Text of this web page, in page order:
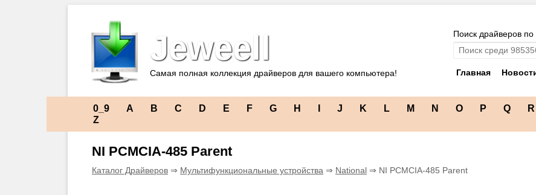
Jeweell
Самая полная коллекция драйверов для вашего компьютера!
Поиск драйверов по
Главная
0_9 A B C D E F G H J K L M N O P Q R
Z
NI PCMCIA-485 Parent
Каталог Драйверов ⇒ Мультифункциональные устройства ⇒ National ⇒ NI PCMCIA-485 Parent